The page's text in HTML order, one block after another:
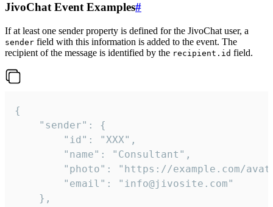
JivoChat Event Examples#
If at least one sender property is defined for the JivoChat user, a
sender field with this information is added to the event. The
recipient of the message is identified by the recipient.id field.
{